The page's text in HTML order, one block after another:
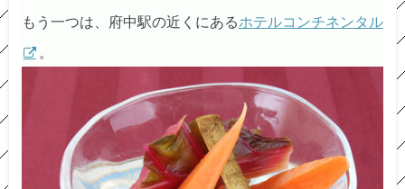
もう一つは、府中駅の近くにあるホテルコンチネンタル
。